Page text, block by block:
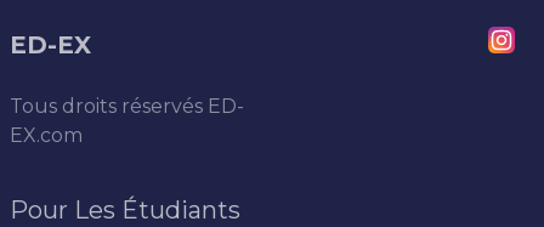
ED-EX
Tous droits réservés ED-
EX.com
Pour Les Étudiants